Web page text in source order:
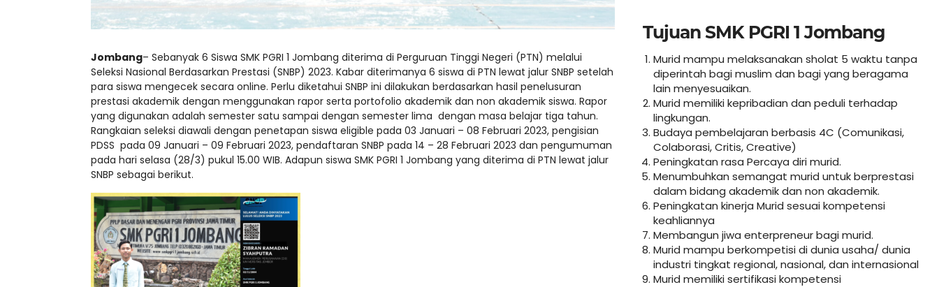
Jombang– Sebanyak 6 Siswa SMK PGRI 1 Jombang diterima di Perguruan Tinggi Negeri (PTN) melalui
Seleksi Nasional Berdasarkan Prestasi (SNBP) 2023. Kabar diterimanya 6 siswa di PTN lewat jalur SNBP setelah
para siswa mengecek secara online. Perlu diketahui SNBP ini dilakukan berdasarkan hasil penelusuran
prestasi akademik dengan menggunakan rapor serta portofolio akademik dan non akademik siswa. Rapor
yang digunakan adalah semester satu sampai dengan semester lima dengan masa belajar tiga tahun.
Rangkaian seleksi diawali dengan penetapan siswa eligible pada 03 Januari – 08 Februari 2023, pengisian
PDSS pada 09 Januari – 09 Februari 2023, pendaftaran SNBP pada 14 – 28 Februari 2023 dan pengumuman
pada hari selasa (28/3) pukul 15.00 WIB. Adapun siswa SMK PGRI 1 Jombang yang diterima di PTN lewat jalur
SNBP sebagai berikut.
Tujuan SMK PGRI 1 Jombang
Murid mampu melaksanakan sholat 5 waktu tanpa
diperintah bagi muslim dan bagi yang beragama
lain menyesuaikan.
Murid memiliki kepribadian dan peduli terhadap
lingkungan.
Budaya pembelajaran berbasis 4C (Comunikasi,
Colaborasi, Critis, Creative)
Peningkatan rasa Percaya diri murid.
Menumbuhkan semangat murid untuk berprestasi
dalam bidang akademik dan non akademik.
Peningkatan kinerja Murid sesuai kompetensi
keahliannya
Membangun jiwa enterpreneur bagi murid.
Murid mampu berkompetisi di dunia usaha/ dunia
industri tingkat regional, nasional, dan internasional
Murid memiliki sertifikasi kompetensi